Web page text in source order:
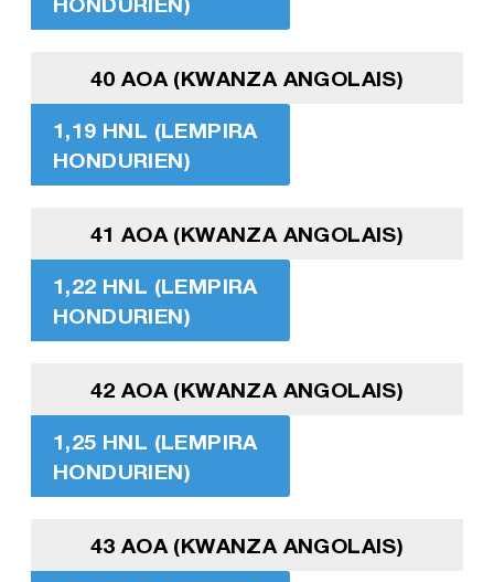
40 AOA (KWANZA ANGOLAIS)
1,19 HNL (LEMPIRA
HONDURIEN)
41 AOA (KWANZA ANGOLAIS)
1,22 HNL (LEMPIRA
HONDURIEN)
42 AOA (KWANZA ANGOLAIS)
1,25 HNL (LEMPIRA
HONDURIEN)
43 AOA (KWANZA ANGOLAIS)